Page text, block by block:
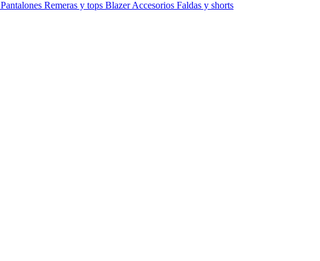
Pantalones Remeras y tops BlazerAccesorios Faldas y shorts